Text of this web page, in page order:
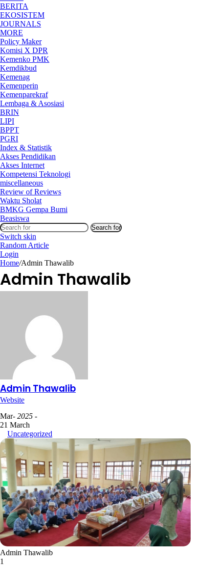
BERITA
EKOSISTEM
JOURNALS
MORE
Policy Maker
Komisi X DPR
Kemenko PMK
Kemdikbud
Kemenag
Kemenperin
Kemenparekraf
Lembaga & Asosiasi
BRIN
LIPI
BPPT
PGRI
Index & Statistik
Akses Pendidikan
Akses Internet
Kompetensi Teknologi
miscellaneous
Review of Reviews
Waktu Sholat
BMKG Gempa Bumi
Beasiswa
Search for
Switch skin
Random Article
Login
Home/Admin Thawalib
Admin Thawalib
Admin Thawalib
Website
Mar- 2025 -
21 March
Uncategorized
Admin Thawalib
1